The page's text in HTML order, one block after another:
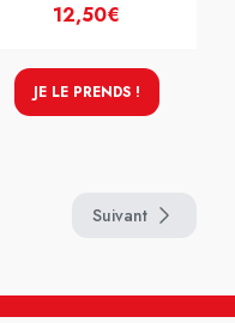
12,50€
JE LE PRENDS !
Suivant